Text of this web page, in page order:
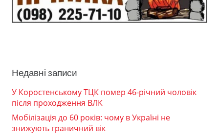
Недавні записи
У Коростенському ТЦК помер 46-річний чоловік
після проходження ВЛК
Мобілізація до 60 років: чому в Україні не
знижують граничний вік